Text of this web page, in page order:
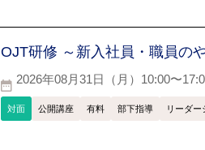
OJT研修 ～新入社員・職員の
2026年08月31日（月）10:00〜
対面 公開講座 有料 部下指導 リーダー